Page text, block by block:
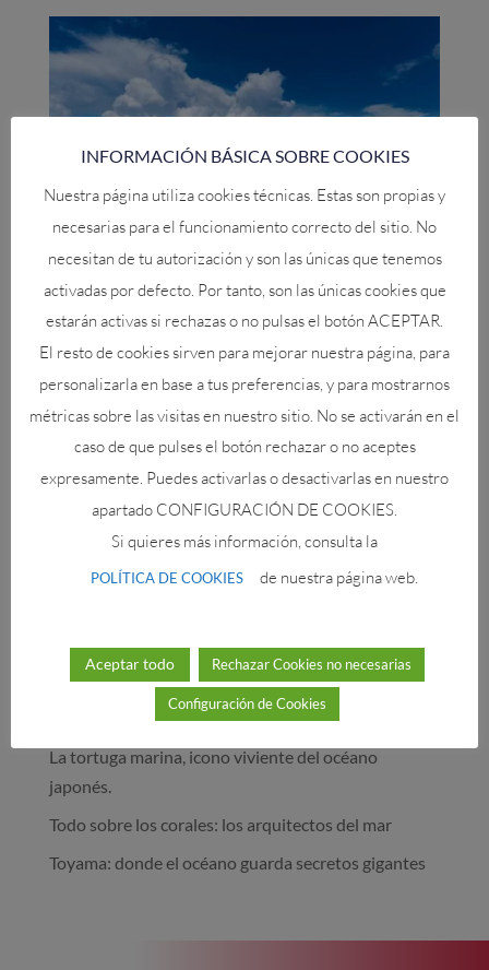
Hateruma: Una isla que da nombre a un color
Descubre una isla con unas aguas de un color tan
increíble que da nombre a un tono de azul.
Últimas Noticias
sorprendentes
Mikomoto: donde los martillos bailan con la
La tortuga marina, icono viviente del océano
japonés.
Todo sobre los corales: los arquitectos del mar
Toyama: donde el océano guarda secretos gigantes
INFORMACIÓN BÁSICA SOBRE COOKIES
Nuestra página utiliza cookies técnicas. Estas son propias y
necesarias para el funcionamiento correcto del sitio. No
necesitan de tu autorización y son las únicas que tenemos
activadas por defecto. Por tanto, son las únicas cookies que
estarán activas si rechazas o no pulsas el botón ACEPTAR.
El resto de cookies sirven para mejorar nuestra página, para
personalizarla en base a tus preferencias, y para mostrarnos
métricas sobre las visitas en nuestro sitio. No se activarán en el
caso de que pulses el botón rechazar o no aceptes
expresamente. Puedes activarlas o desactivarlas en nuestro
apartado CONFIGURACIÓN DE COOKIES.
Si quieres más información, consulta la
POLÍTICA DE COOKIES de nuestra página web.
Aceptar todo Rechazar Cookies no necesarias
Configuración de Cookies